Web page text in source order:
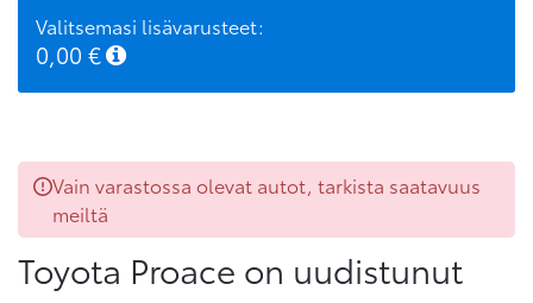
Valitsemasi lisävarusteet:
0,00 €
Vain varastossa olevat autot, tarkista saatavuus
meiltä
Toyota Proace on uudistunut